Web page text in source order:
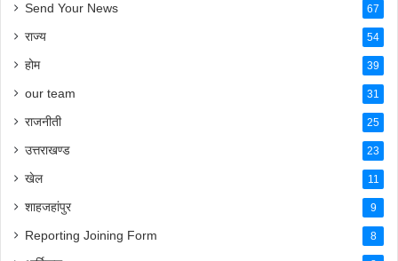
Send Your News 67
राज्य 54
होम 39
our team 31
राजनीती 25
उत्तराखण्ड 23
खेल 11
शाहजहांपुर 9
Reporting Joining Form 8